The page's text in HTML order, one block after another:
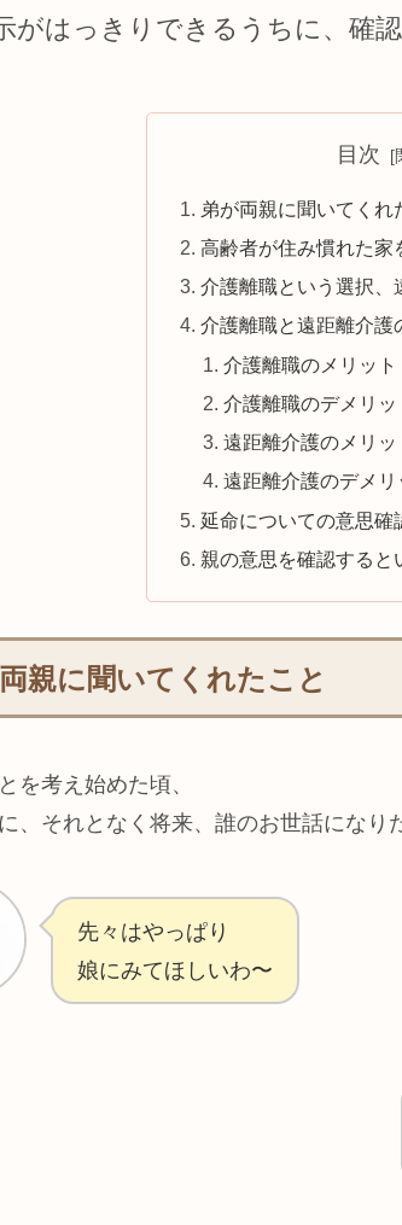
がはっきりできるうちに、確
目次
弟が両親に聞いてくれ
高齢者が住み慣れた家
介護離職という選択、
介護離職と遠距離介護
介護離職のメリット
介護離職のデメリッ
遠距離介護のメリッ
遠距離介護のデメリ
延命についての意思確
親の意思を確認すると
親に聞いてくれたこと
を考え始めた頃、
、それとなく将来、誰のお世話になり
先々はやっぱり
娘にみてほしいわ〜